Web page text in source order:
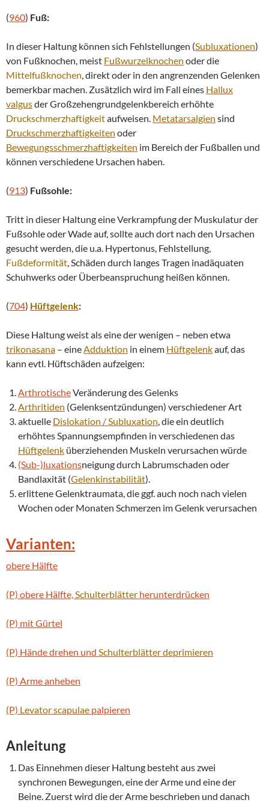
(960) Fuß:
In dieser Haltung können sich Fehlstellungen (Subluxationen)
von Fußknochen, meist Fußwurzelknochen oder die
Mittelfußknochen, direkt oder in den angrenzenden Gelenken
bemerkbar machen. Zusätzlich wird im Fall eines Hallux
valgusder Großzehengrundgelenkbereich erhöhte
Druckschmerzhaftigkeitaufweisen. Metatarsalgien sind
Druckschmerzhaftigkeiten oder
Bewegungsschmerzhaftigkeiten im Bereich der Fußballen und
können verschiedene Ursachen haben.
(913) Fußsohle:
Tritt in dieser Haltung eine Verkrampfung der Muskulatur der
Fußsohle oder Wade auf, sollte auch dort nach den Ursachen
gesucht werden, die u.a. Hypertonus, Fehlstellung,
Fußdeformität, Schäden durch langes Tragen inadäquaten
Schuhwerks oder Überbeanspruchung heißen können.
(704) Hüftgelenk:
Diese Haltung weist als eine der wenigen – neben etwa
trikonasana – eineAdduktion in einem Hüftgelenkauf, das
kann evtl. Hüftschäden aufzeigen:
ArthrotischeVeränderung des Gelenks
Arthritiden (Gelenksentzündungen) verschiedener Art
aktuelle Dislokation /Subluxation, die ein deutlich
erhöhtes Spannungsempfinden in verschiedenen das
Hüftgelenk überziehenden Muskeln verursachen würde
(Sub-)luxationsneigung durch Labrumschaden oder
Bandlaxität (Gelenkinstabilität).
erlittene Gelenktraumata, die ggf. auch noch nach vielen
Wochen oder Monaten Schmerzen im Gelenk verursachen
Varianten:
obere Hälfte
(P) obere Hälfte,Schulterblätter herunterdrücken
(P) mit Gürtel
(P) Hände drehen und Schulterblätterdeprimieren
(P) Arme anheben
(P) Levator scapulae palpieren
Anleitung
Das Einnehmen dieser Haltung besteht aus zwei
synchronen Bewegungen, eine der Arme und eine der
Beine. Zuerst wird die der Arme beschrieben und danach